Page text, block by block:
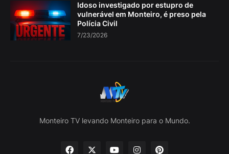
Idoso investigado por estupro de
vulnerável em Monteiro, é preso pela
Polícia Civil
7/23/2026
Monteiro TV levando Monteiro para o Mundo.